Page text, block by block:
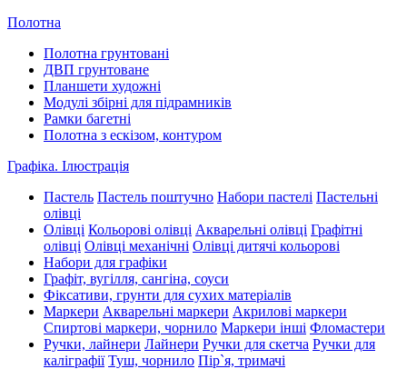
Полотна
Полотна грунтовані
ДВП грунтоване
Планшети художні
Модулі збірні для підрамників
Рамки багетні
Полотна з ескізом, контуром
Графіка. Ілюстрація
Пастель Пастель поштучно Набори пастелі Пастельні
олівці
Олівці Кольорові олівці Акварельні олівці Графітні
олівці Олівці механічні Олівці дитячі кольорові
Набори для графіки
Графіт, вугілля, сангіна, соуси
Фіксативи, грунти для сухих матеріалів
Маркери Акварельні маркери Акрилові маркери
Спиртові маркери, чорнило Маркери інші Фломастери
Ручки, лайнери Лайнери Ручки для скетча Ручки для
каліграфії Туш, чорнило Пір`я, тримачі